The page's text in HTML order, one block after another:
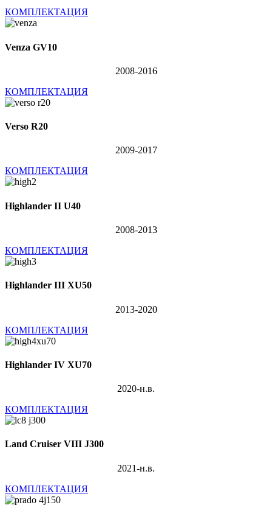
КОМПЛЕКТАЦИЯ
Venza GV10
2008-2016
КОМПЛЕКТАЦИЯ
Verso R20
2009-2017
КОМПЛЕКТАЦИЯ
Highlander II U40
2008-2013
КОМПЛЕКТАЦИЯ
Highlander III XU50
2013-2020
КОМПЛЕКТАЦИЯ
Highlander IV XU70
2020-н.в.
КОМПЛЕКТАЦИЯ
Land Cruiser VIII J300
2021-н.в.
КОМПЛЕКТАЦИЯ